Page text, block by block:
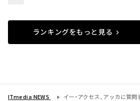
ランキングをもっと見る
ITmedia NEWS
イー・アクセス、アッカに質